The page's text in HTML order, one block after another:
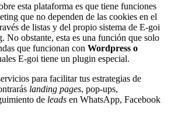
esta plataforma es que tiene funciones
que no dependen de las cookies en el
de listas y del propio sistema de E-goi
No obstante, esta es una función que solo
que funcionan con Wordpress o
E-goi tiene un plugin especial.
para facilitar tus estrategias de
landing pages, pop-ups,
de leads en WhatsApp, Facebook